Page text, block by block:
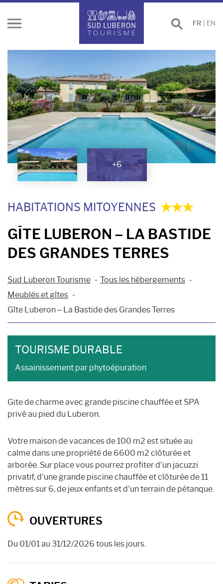
Ouvrir
Effectuer
une
FR EN
+6
HABITATIONS MITOYENNES
GÎTE LUBERON – LA BASTIDE
DES GRANDES TERRES
Sud Luberon Tourisme
Tous les hébergements
Meublés et gîtes
Gîte Luberon – La Bastide des Grandes Terres
TOURISME DURABLE
Assainissement par phytoépuration
Gite de charme avec grande piscine chauffée et SPA
privé au pied du Luberon.
Votre maison de vacances de 100 m2 est située au
calme dans une propriété de 6600 m2 clôturée et
arborée. Sur place vous pourrez profiter d’un jacuzzi
privatif, d’une grande piscine chauffée et clôturée de 11
mètres sur 6, de jeux enfants et d’un terrain de pétanque.
OUVERTURES
Du 01/01 au 31/12/2026 tous les jours.